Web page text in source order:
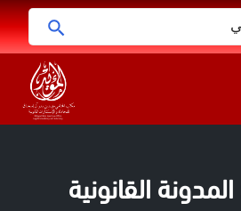
المدونة القانونية